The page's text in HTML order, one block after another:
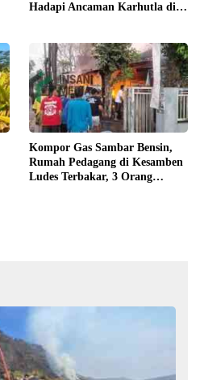
Hadapi Ancaman Karhutla di
Kompor Gas Sambar Bensin,
Rumah Pedagang di Kesamben
Ludes Terbakar, 3 Orang